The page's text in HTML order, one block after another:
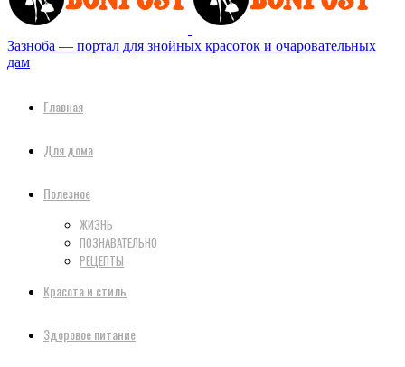
Зазноба — портал для знойных красоток и очаровательных
дам
Главная
Для дома
Полезное
ЖИЗНЬ
ПОЗНАВАТЕЛЬНО
РЕЦЕПТЫ
Красота и стиль
Здоровое питание